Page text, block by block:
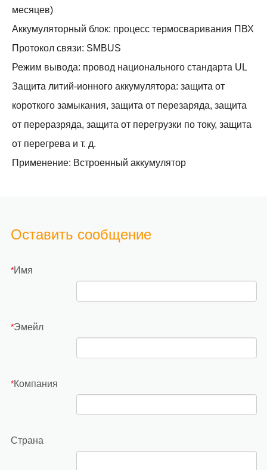
месяцев)
Аккумуляторный блок: процесс термосваривания ПВХ
Протокол связи: SMBUS
Режим вывода: провод национального стандарта UL
Защита литий-ионного аккумулятора: защита от
короткого замыкания, защита от перезаряда, защита
от переразряда, защита от перегрузки по току, защита
от перегрева и т. д.
Применение: Встроенный аккумулятор
Оставить сообщение
*Имя
*Эмейл
*Компания
Страна